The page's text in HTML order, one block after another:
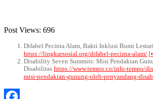
Post Views: 696
Difabel Pecinta Alam, Bakti Inklusi Bumi Lestari
https://lingkarsosial.org/difabel-pecinta-alam/ [
Disability Seven Summits: Misi Pendakian
Disabilitas https://www.tempo.co/info-tempo/
misi-pendakian-gunung-oleh-penyandang-